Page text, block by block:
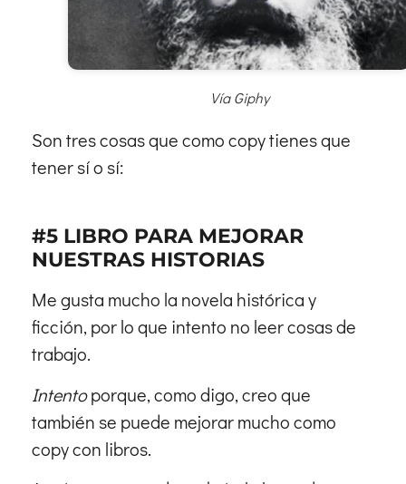
Vía Giphy
Son tres cosas que como copy tienes que
tener sí o sí:
#5 LIBRO PARA MEJORAR
NUESTRAS HISTORIAS
Me gusta mucho la novela histórica y
ficción, por lo que intento no leer cosas de
trabajo.
Intentoporque, como digo, creo que
también se puede mejorar mucho como
copy con libros.